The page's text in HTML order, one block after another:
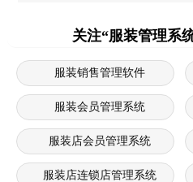
关注“服装管理系
服装销售管理软件
服装会员管理系统
服装店会员管理系统
服装店连锁店管理系统